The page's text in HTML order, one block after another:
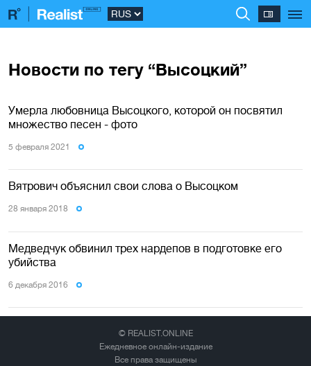
Новости по тегу “Высоцкий”
Умерла любовница Высоцкого, которой он посвятил
множество песен - фото
5 февраля 2021
Вятрович объяснил свои слова о Высоцком
28 января 2018
Медведчук обвинил трех нардепов в подготовке его
убийства
6 декабря 2016
© REALIST.ONLINE
Ежедневное онлайн-издание
Все права защищены